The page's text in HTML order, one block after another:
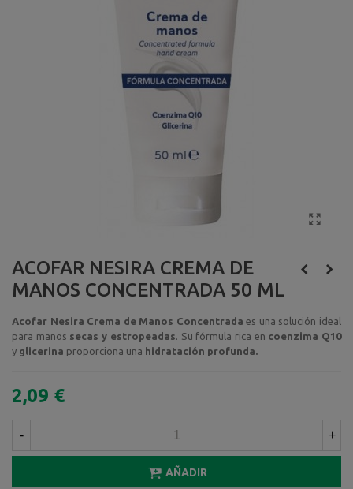
ACOFAR NESIRA CREMA DE
MANOS CONCENTRADA 50 ML
Acofar Nesira Crema de Manos Concentrada es una solución ideal
para manos secas y estropeadas . Su fórmula rica en coenzima Q10
y glicerina proporciona una hidratación profunda.
2,09 €
- +
AÑADIR